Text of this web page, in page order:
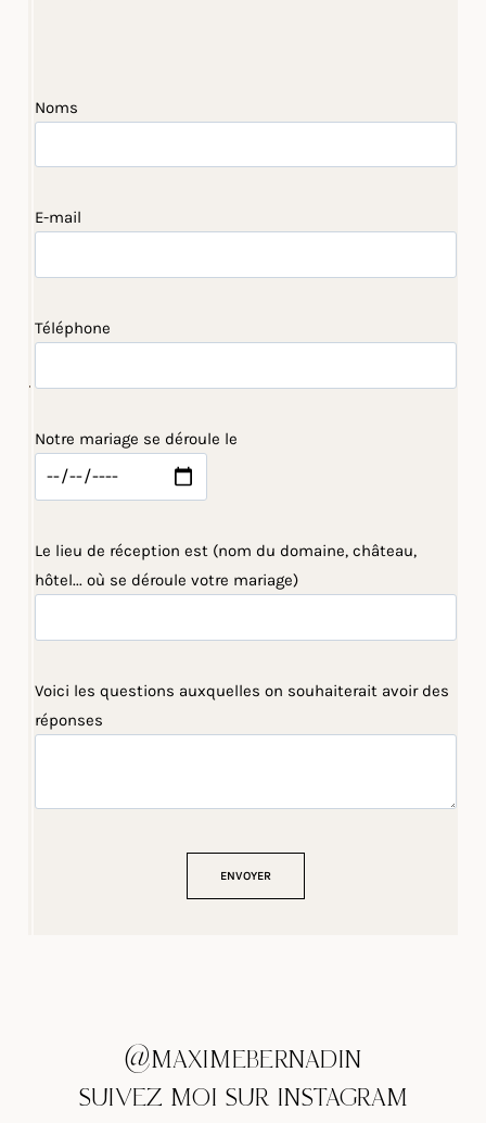
Noms
E-mail
Téléphone
Notre mariage se déroule le
Le lieu de réception est (nom du domaine, château,
hôtel... où se déroule votre mariage)
Voici les questions auxquelles on souhaiterait avoir des
réponses
@MAXIMEBERNADIN
SUIVEZ MOI SUR INSTAGRAM